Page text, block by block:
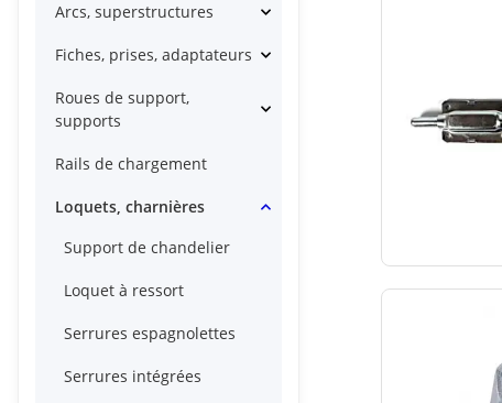
Arcs, superstructures
Fiches, prises, adaptateurs
Roues de support,
supports
Rails de chargement
Loquets, charnières
Support de chandelier
Loquet à ressort
Serrures espagnolettes
Serrures intégrées